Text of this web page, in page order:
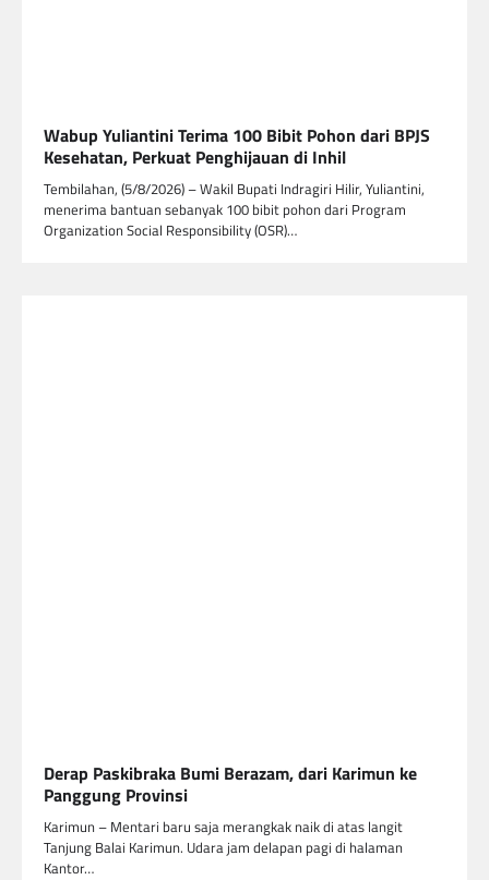
Wabup Yuliantini Terima 100 Bibit Pohon dari BPJS
Kesehatan, Perkuat Penghijauan di Inhil
Tembilahan, (5/8/2026) – Wakil Bupati Indragiri Hilir, Yuliantini,
menerima bantuan sebanyak 100 bibit pohon dari Program
Organization Social Responsibility (OSR)…
Derap Paskibraka Bumi Berazam, dari Karimun ke
Panggung Provinsi
Karimun – Mentari baru saja merangkak naik di atas langit
Tanjung Balai Karimun. Udara jam delapan pagi di halaman
Kantor…